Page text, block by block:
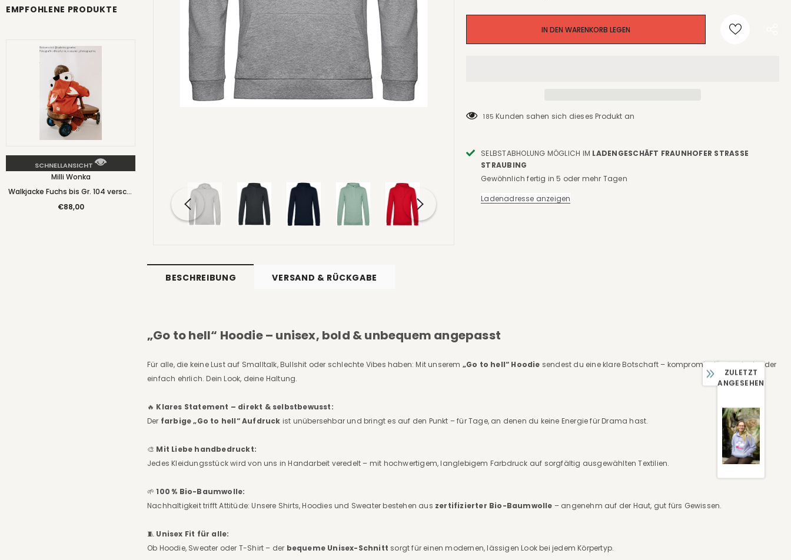
EMPFOHLENE PRODUKTE
SCHNELLANSICHT
Milli Wonka
Walkjacke Fuchs bis Gr. 104 versch.
Farben - Milli Wonka
€88,00
185 Kunden sahen sich dieses Produkt an
SELBSTABHOLUNG MÖGLICH IM LADENGESCHÄFT FRAUNHOFER STRASSE S
TRAUBING
Gewöhnlich fertig in 5 oder mehr Tagen
Ladenadresse anzeigen
BESCHREIBUNG VERSAND & RÜCKGABE
„Go to hell“ Hoodie – unisex, bold & unbequem angepasst
Für alle, die keine Lust auf Smalltalk, Bullshit oder schlechte Vibes haben: Mit unserem „Go to hell“ Hoodie sendest du eine klare Botschaft – kompromisslos, ironisch oder
einfach ehrlich. Dein Look, deine Haltung.
🔥 Klares Statement – direkt & selbstbewusst:
Der farbige „Go to hell“ Aufdruck ist unübersehbar und bringt es auf den Punkt – für Tage, an denen du keine Energie für Drama hast.
🎨 Mit Liebe handbedruckt:
Jedes Kleidungsstück wird von uns in Handarbeit veredelt – mit hochwertigem, langlebigem Farbdruck auf sorgfältig ausgewählten Textilien.
🌱100 % Bio-Baumwolle:
Nachhaltigkeit trifft Attitüde: Unsere Shirts, Hoodies und Sweater bestehen aus zertifizierter Bio-Baumwolle – angenehm auf der Haut, gut fürs Gewissen.
🧵 Unisex Fit für alle:
Ob Hoodie, Sweater oder T-Shirt – der bequeme Unisex-Schnitt sorgt für einen modernen, lässigen Look bei jedem Körpertyp.
ZULETZT
ANGESEHEN